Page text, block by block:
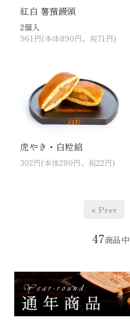
紅白 薯蕷饅頭
2個入
961円(本体890円、税71円)
虎やき・白粒餡
302円(本体280円、税22円)
« Prev
47商品中